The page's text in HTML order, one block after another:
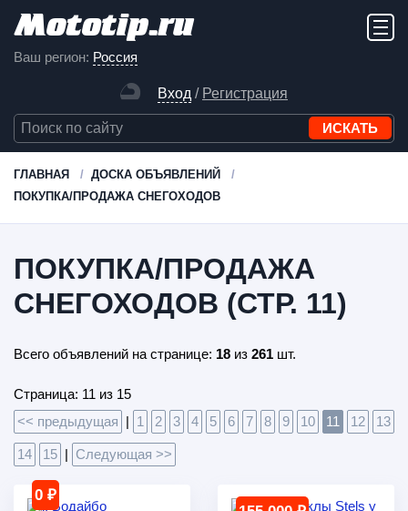
Ваш регион: Россия
Вход / Регистрация
ГЛАВНАЯ
ДОСКА ОБЪЯВЛЕНИЙ
ПОКУПКА/ПРОДАЖА СНЕГОХОДОВ
ПОКУПКА/ПРОДАЖА
СНЕГОХОДОВ (СТР. 11)
Всего объявлений на странице: 18 из 261 шт.
Страница: 11 из 15
<< предыдущая | 1 2 3 4 5 6 7 8 9 10 11 12 13
14 15 | Следующая >>
0 ₽